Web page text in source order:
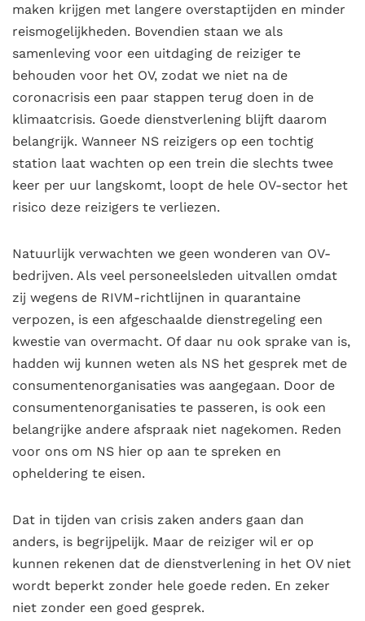
maken krijgen met langere overstaptijden en minder
reismogelijkheden. Bovendien staan we als
samenleving voor een uitdaging de reiziger te
behouden voor het OV, zodat we niet na de
coronacrisis een paar stappen terug doen in de
klimaatcrisis. Goede dienstverlening blijft daarom
belangrijk. Wanneer NS reizigers op een tochtig
station laat wachten op een trein die slechts twee
keer per uur langskomt, loopt de hele OV-sector het
risico deze reizigers te verliezen.
Natuurlijk verwachten we geen wonderen van OV-
bedrijven. Als veel personeelsleden uitvallen omdat
zij wegens de RIVM-richtlijnen in quarantaine
verpozen, is een afgeschaalde dienstregeling een
kwestie van overmacht. Of daar nu ook sprake van is,
hadden wij kunnen weten als NS het gesprek met de
consumentenorganisaties was aangegaan. Door de
consumentenorganisaties te passeren, is ook een
belangrijke andere afspraak niet nagekomen. Reden
voor ons om NS hier op aan te spreken en
opheldering te eisen.
Dat in tijden van crisis zaken anders gaan dan
anders, is begrijpelijk. Maar de reiziger wil er op
kunnen rekenen dat de dienstverlening in het OV niet
wordt beperkt zonder hele goede reden. En zeker
niet zonder een goed gesprek.